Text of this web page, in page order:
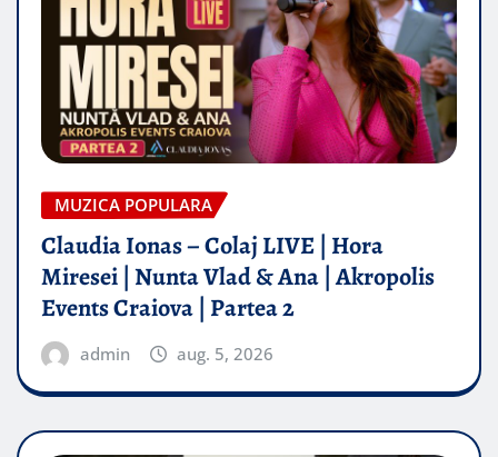
MUZICA POPULARA
Claudia Ionas – Colaj LIVE | Hora
Miresei | Nunta Vlad & Ana | Akropolis
Events Craiova | Partea 2
admin aug. 5, 2026